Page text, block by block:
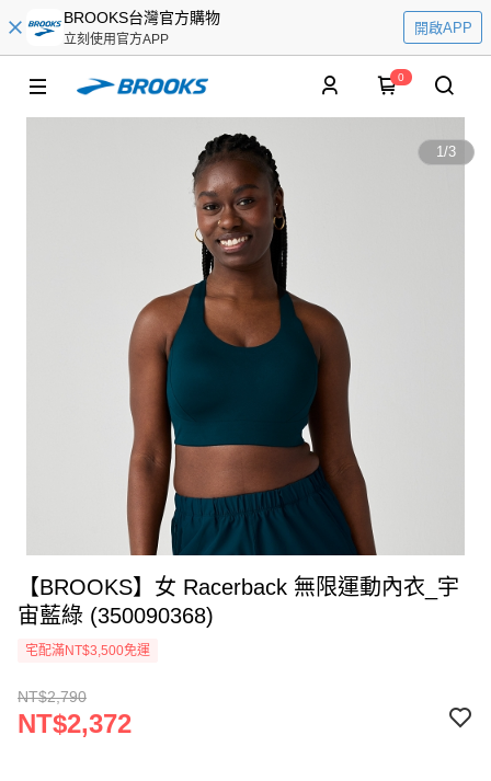
BROOKS台灣官方購物
立刻使用官方APP
開啟APP
0
1/3
【BROOKS】女 Racerback 無限運動內衣_宇
宙藍綠 (350090368)
宅配滿NT$3,500免運
NT$2,790
NT$2,372